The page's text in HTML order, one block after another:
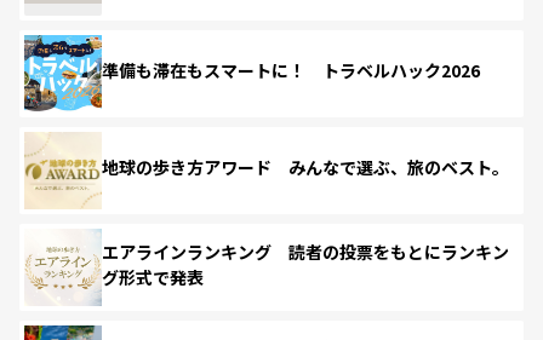
準備も滞在もスマートに！ トラベルハック2026
地球の歩き方アワード みんなで選ぶ、旅のベスト。
エアラインランキング 読者の投票をもとにランキン
グ形式で発表